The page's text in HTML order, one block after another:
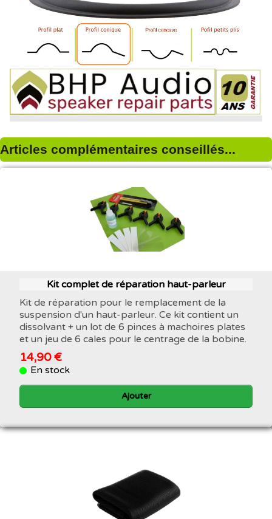
Articles complémentaires conseillés...
Kit complet de réparation haut-parleur
Kit de réparation pour le remplacement de la
suspension d'un haut-parleur. Ce kit contient un
dissolvant + un lot de 6 pinces à machoires plates
et un jeu de 6 cales pour le centrage de la bobine.
14,90 €
En stock
Ajouter